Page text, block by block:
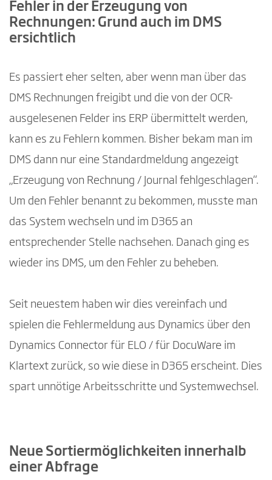
Fehler in der Erzeugung von
Rechnungen: Grund auch im DMS
ersichtlich
Es passiert eher selten, aber wenn man über das
DMS Rechnungen freigibt und die von der OCR-
ausgelesenen Felder ins ERP übermittelt werden,
kann es zu Fehlern kommen. Bisher bekam man im
DMS dann nur eine Standardmeldung angezeigt
„Erzeugung von Rechnung / Journal fehlgeschlagen“.
Um den Fehler benannt zu bekommen, musste man
das System wechseln und im D365 an
entsprechender Stelle nachsehen. Danach ging es
wieder ins DMS, um den Fehler zu beheben.
Seit neuestem haben wir dies vereinfach und
spielen die Fehlermeldung aus Dynamics über den
Dynamics Connector für ELO / für DocuWare im
Klartext zurück, so wie diese in D365 erscheint. Dies
spart unnötige Arbeitsschritte und Systemwechsel.
Neue Sortiermöglichkeiten innerhalb
einer Abfrage